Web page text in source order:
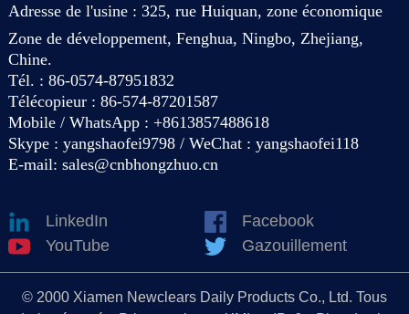
Adresse de l'usine : 325, rue Huiquan, zone économique
Zone de développement, Fenghua, Ningbo, Zhejiang,
Chine.
Tél. : 86-0574-87951832
Télécopieur : 86-574-87201587
Mobile / WhatsApp : +8613857488618
Skype : yangshaofei9798 / WeChat : yangshaofei118
E-mail: sales@cnbhongzhuo.cn
LinkedIn
Facebook
YouTube
Gazouillement
© 2000 Xiamen Newclears Daily Products Co., Ltd. Tous